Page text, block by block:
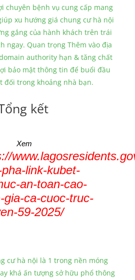
chuyên bệnh vụ cung cấp mang
xu hướng giá chung cư hà nội
gắng của hành khách trên trái
ngay. Quan trọng Thêm vào địa
authority hạn & tăng chất
bảo mật thông tin để buổi đầu
đối trong khoảng nhà bạn.
kết
Xem
link-kubet-
an-toan-cao-
gia-ca-cuoc-truc-
59-2025/
cư hà nội là 1 trong nền móng
khá ấn tượng sở hữu phổ thông